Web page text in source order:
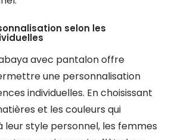
selon les
avec pantalon offre
une personnalisation
individuelles. En choisissant
et les couleurs qui
style personnel, les femmes